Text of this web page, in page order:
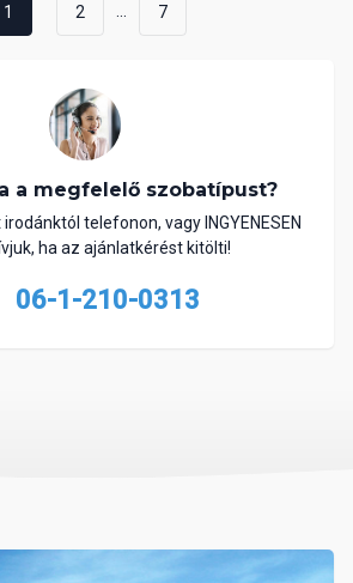
1 2 ... 7
a megfelelő szobatípust?
telefonon, vagy INGYENESEN
ha az ajánlatkérést kitölti!
06-1-210-0313